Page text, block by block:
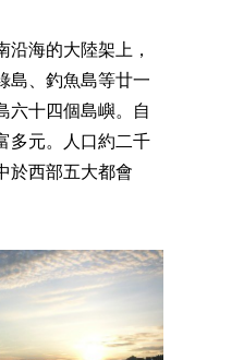
沿海的大陸架上，
島、釣魚島等廿一
六十四個島嶼。自
多元。人口約二千
於西部五大都會